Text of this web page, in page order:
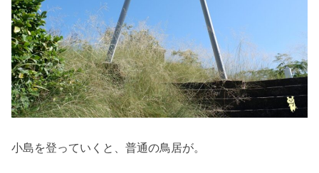
小島を登っていくと、普通の鳥居が。